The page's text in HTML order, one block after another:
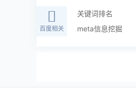
百度相关
关键词排名
meta信息挖掘